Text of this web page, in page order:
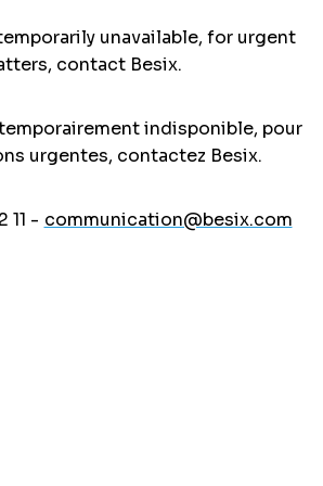
unavailable, for urgent
contact Besix.
indisponible, pour
urgentes, contactez Besix.
11 - communication@besix.com